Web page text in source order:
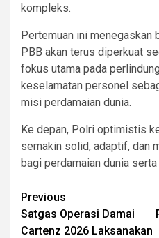
kompleks.
Pertemuan ini menegaskan
PBB akan terus diperkuat
fokus utama pada
keselamatan personel
misi perdamaian dunia.
Ke depan, Polri optimistis
semakin solid, adaptif, dan
bagi perdamaian dunia
Post
navigation
Previous
Satgas Operasi Damai
Cartenz 2026 Laksanakan